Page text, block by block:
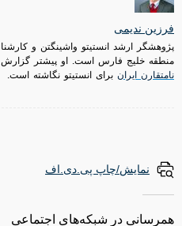
فرزین ندیمی
پژوهشگر ارشد انستیتو واشینگتن و
منطقه خلیج فارس است. او پیشتر گزارش
نامتقارن ایران برای انستیتو نگاشته است.
نمایش/چاپ پی.دی.اف
همرسانی در شبکه‌های اجتماعی